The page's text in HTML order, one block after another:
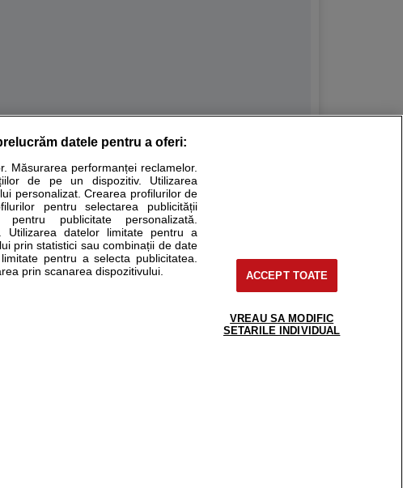
si educational. Ele nu pot substitui consultul medical direct si
sa consultati fie medicul Dvs., fie unul dintre medicii pe care
Pentru pacient
support@sfatulmedicului.ro
0374 109 268
Spatiul E6-11, etaj 6, sector 2, cod 021901
datele pentru a oferi:
Măsurarea performanței reclamelor.
de pe un dispozitiv. Utilizarea
personalizat. Crearea profilurilor de
pentru selectarea publicității
publicitate personalizată.
Utilizarea datelor limitate pentru a
prin statistici sau combinații de date
pentru a selecta publicitatea.
prin scanarea dispozitivului.
ACCEPT TOATE
VREAU SA MODIFIC
SETARILE INDIVIDUAL